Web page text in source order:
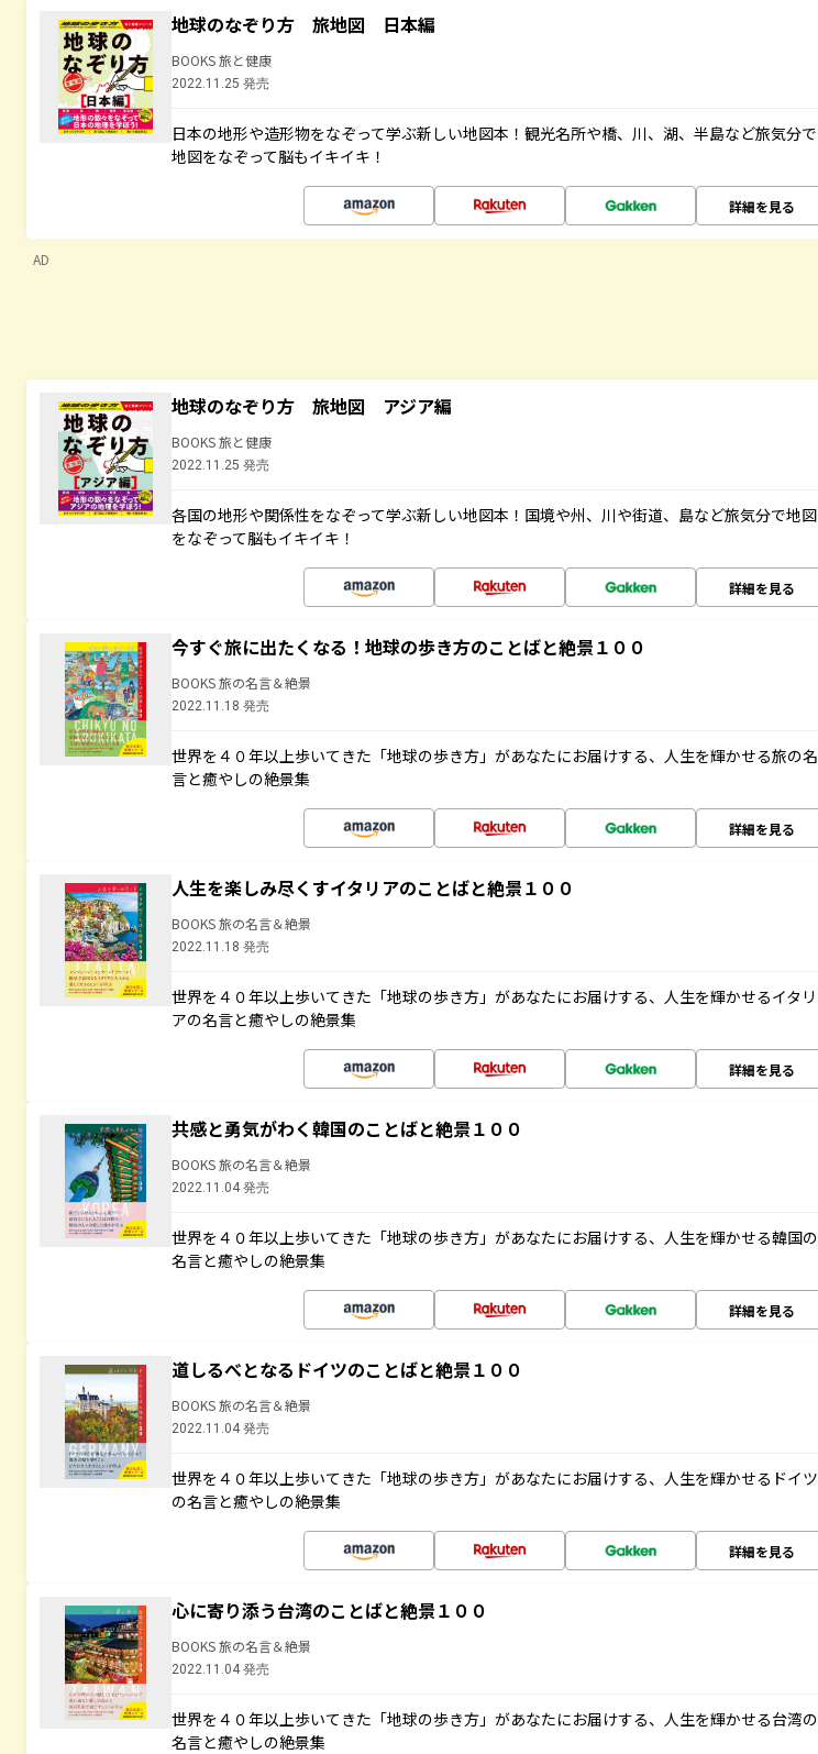
地球のなぞり方 旅地図 日本編
BOOKS 旅と健康
2022.11.25 発売
日本の地形や造形物をなぞって学ぶ新しい地図本！観光名所や橋、川、湖、半島など旅気分で
地図をなぞって脳もイキイキ！
詳細を見る
AD
地球のなぞり方 旅地図 アジア編
BOOKS 旅と健康
2022.11.25 発売
各国の地形や関係性をなぞって学ぶ新しい地図本！国境や州、川や街道、島など旅気分で地図
をなぞって脳もイキイキ！
詳細を見る
今すぐ旅に出たくなる！地球の歩き方のことばと絶景１００
BOOKS 旅の名言＆絶景
2022.11.18 発売
世界を４０年以上歩いてきた「地球の歩き方」があなたにお届けする、人生を輝かせる旅の名
言と癒やしの絶景集
詳細を見る
人生を楽しみ尽くすイタリアのことばと絶景１００
BOOKS 旅の名言＆絶景
2022.11.18 発売
世界を４０年以上歩いてきた「地球の歩き方」があなたにお届けする、人生を輝かせるイタリ
アの名言と癒やしの絶景集
詳細を見る
共感と勇気がわく韓国のことばと絶景１００
BOOKS 旅の名言＆絶景
2022.11.04 発売
世界を４０年以上歩いてきた「地球の歩き方」があなたにお届けする、人生を輝かせる韓国の
名言と癒やしの絶景集
詳細を見る
道しるべとなるドイツのことばと絶景１００
BOOKS 旅の名言＆絶景
2022.11.04 発売
世界を４０年以上歩いてきた「地球の歩き方」があなたにお届けする、人生を輝かせるドイツ
の名言と癒やしの絶景集
詳細を見る
心に寄り添う台湾のことばと絶景１００
BOOKS 旅の名言＆絶景
2022.11.04 発売
世界を４０年以上歩いてきた「地球の歩き方」があなたにお届けする、人生を輝かせる台湾の
名言と癒やしの絶景集